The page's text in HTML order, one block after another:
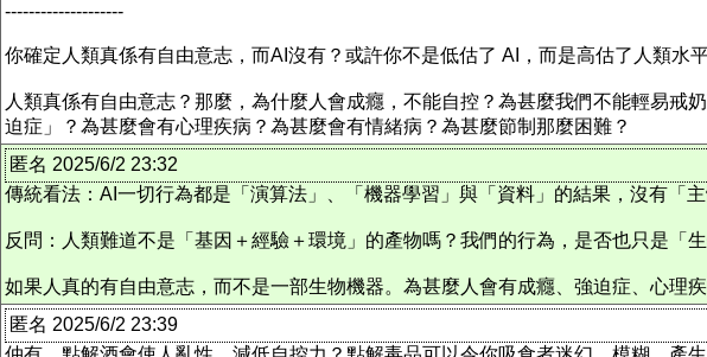
--------------------
你確定人類真係有自由意志，而AI沒有？或許你不是低估了 AI，而是高估了人類水平
人類真係有自由意志？那麼，為什麼人會成癮，不能自控？為甚麼我們不能輕易
迫症」？為甚麼會有心理疾病？為甚麼會有情緒病？為甚麼節制那麼困難？
匿名 2025/6/2 23:32
傳統看法：AI一切行為都是「演算法」、「機器學習」與「資料」的結果，沒有「主
反問：人類難道不是「基因＋經驗＋環境」的產物嗎？我們的行為，是否也只是「
如果人真的有自由意志，而不是一部生物機器。為甚麼人會有成癮、強迫症、心理
匿名 2025/6/2 23:39